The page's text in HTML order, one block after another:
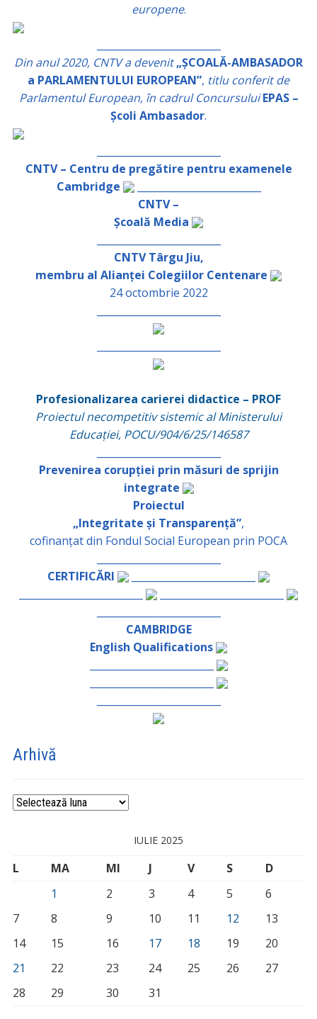
europene.
Din anul 2020, CNTV a devenit „ȘCOALĂ-AMBASADOR
a PARLAMENTULUI EUROPEAN”, titlu conferit de
Parlamentul European, în cadrul Concursului EPAS –
Școli Ambasador.
CNTV – Centru de pregătire pentru examenele
Cambridge
_________________________
CNTV –
Școală Media
CNTV Târgu Jiu,
membru al Alianței Colegiilor Centenare
24 octombrie 2022
Profesionalizarea carierei didactice – PROF
Proiectul necompetitiv sistemic al Ministerului
Educației, POCU/904/6/25/146587
Prevenirea corupției prin măsuri de sprijin
integrate
Proiectul
„Integritate și Transparență”,
cofinanțat din Fondul Social European prin POCA
CERTIFICĂRI
CAMBRIDGE
English Qualifications
Arhivă
Arhivă
IULIE 2025
L MA MI J V S
D
1
2 3 4 5
6
7
8 9 10 11 12
13
14
15 16 17 18 19
20
21
22 23 24 25 26
27
28
29 30 31